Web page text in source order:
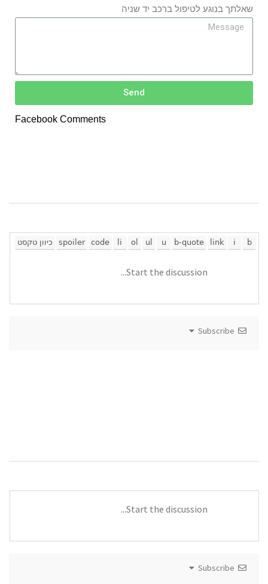
שאלתך בנוגע לטיפול ברכב יד שניה
Send
Facebook Comments